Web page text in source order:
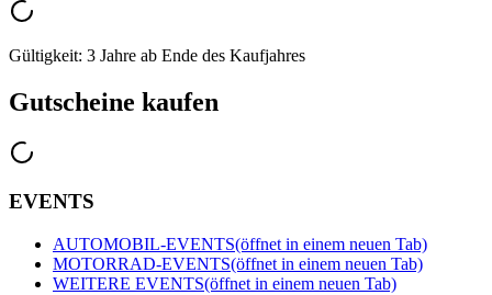
Gültigkeit: 3 Jahre ab Ende des Kaufjahres
Gutscheine kaufen
EVENTS
AUTOMOBIL-EVENTS(öffnet in einem neuen Tab)
MOTORRAD-EVENTS(öffnet in einem neuen Tab)
WEITERE EVENTS(öffnet in einem neuen Tab)